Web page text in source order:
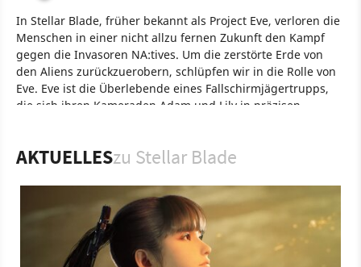
In Stellar Blade, früher bekannt als Project Eve, verloren die
Menschen in einer nicht allzu fernen Zukunft den Kampf
gegen die Invasoren NA:tives. Um die zerstörte Erde von
den Aliens zurückzuerobern, schlüpfen wir in die Rolle von
Eve. Eve ist die Überlebende eines Fallschirmjägertrupps,
die sich ihren Kameraden Adam und Lily in präzisen
PS5, 2025 schafft es das Spiel aber auch auf den PC.
Spiel PC PlayStation Action-Rollenspiel
Rollenspiel
PlayStation 5
Shift Up Stellar Blade
AKTUELLESzu Stellar Blade